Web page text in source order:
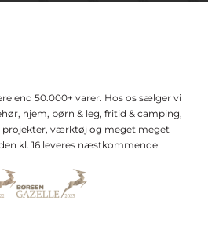
end 50.000+ varer. Hos os sælger vi
hjem, børn & leg, fritid & camping,
projekter, værktøj og meget meget
kl. 16 leveres næstkommende